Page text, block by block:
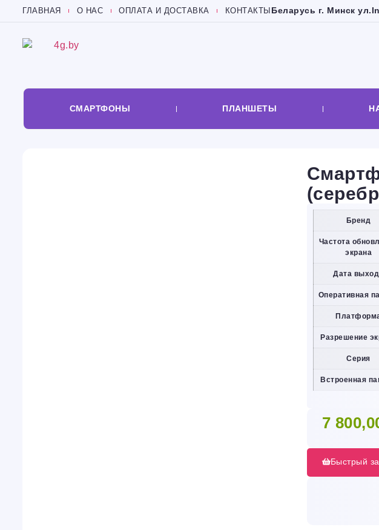
ГЛАВНАЯ О НАС ОПЛАТА И ДОСТАВКА КОНТАКТЫ Беларусь г. Минск ул.
СМАРТФОНЫ ПЛАНШЕТЫ
Бренд
Частота
экрана
Дата
Оперативная
Разрешение
Серия
Встроенная
7
Быстрый